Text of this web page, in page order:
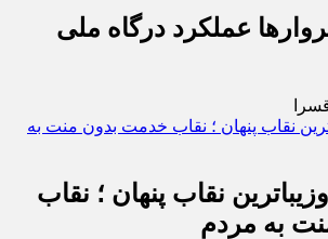
عملکرد درگاه ملی
نقاب پنهان ؛ نقاب
به مردم